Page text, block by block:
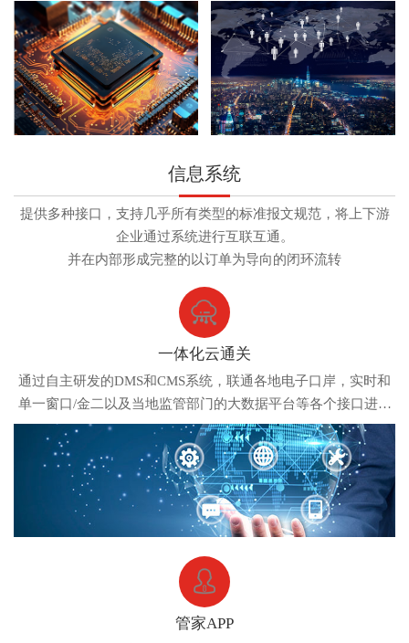
信息系统
提供多种接口，支持几乎所有类型的标准报文规范，将上下游
企业通过系统进行互联互通。
并在内部形成完整的以订单为导向的闭环流转
一体化云通关
通过自主研发的DMS和CMS系统，联通各地电子口岸，实时和
单一窗口/金二以及当地监管部门的大数据平台等各个接口进行
无缝连接
管家APP